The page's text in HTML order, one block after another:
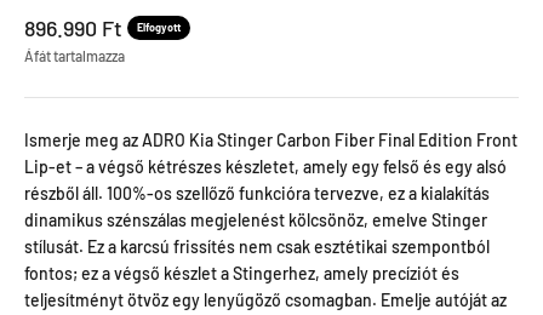
Leértékel ár
896.990 Ft Elfogyott
Áfát tartalmazza
Ismerje meg az ADRO Kia Stinger Carbon Fiber Final Edition Front
Lip-et – a végső kétrészes készletet, amely egy felső és egy alsó
részből áll. 100%-os szellőző funkcióra tervezve, ez a kialakítás
dinamikus szénszálas megjelenést kölcsönöz, emelve Stinger
stílusát. Ez a karcsú frissítés nem csak esztétikai szempontból
fontos; ez a végső készlet a Stingerhez, amely precíziót és
teljesítményt ötvöz egy lenyűgöző csomagban. Emelje autóját az